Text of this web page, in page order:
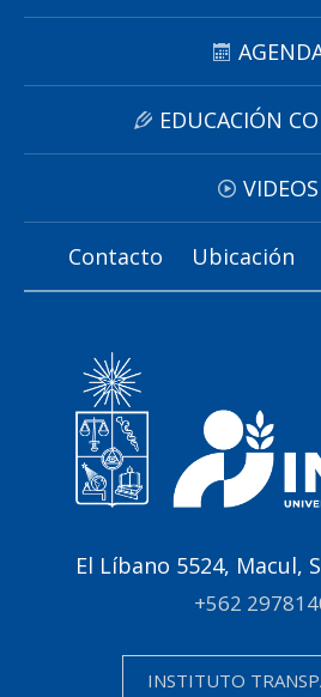
EDUCACIÓN
VIDEOS
Contacto Ubicación
El Líbano 5524, Macul,
+562
INSTITUTO